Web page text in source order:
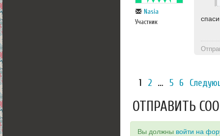
Nasia
Участник
1 2 … 5 6
ОТПРАВИТЬ
Вы должны войти на